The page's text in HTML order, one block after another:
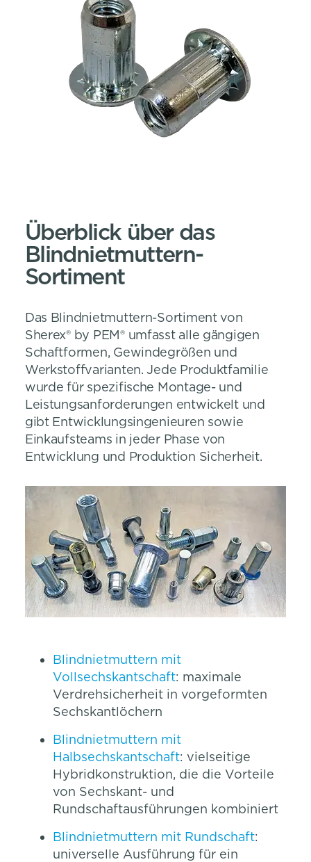
Überblick über das
Blindnietmuttern-
Sortiment
Das Blindnietmuttern-Sortiment von
Sherex® by PEM® umfasst alle gängigen
Schaftformen, Gewindegrößen und
Werkstoffvarianten. Jede Produktfamilie
wurde für spezifische Montage- und
Leistungsanforderungen entwickelt und
gibt Entwicklungsingenieuren sowie
Einkaufsteams in jeder Phase von
Entwicklung und Produktion Sicherheit.
Blindnietmuttern mit
Vollsechskantschaft: maximale
Verdrehsicherheit in vorgeformten
Sechskantlöchern
Blindnietmuttern mit
Halbsechskantschaft: vielseitige
Hybridkonstruktion, die die Vorteile
von Sechskant- und
Rundschaftausführungen kombiniert
Blindnietmuttern mit Rundschaft:
universelle Ausführung für ein